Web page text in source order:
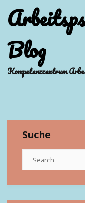
Blog
Kompetenzzentrum
Suche